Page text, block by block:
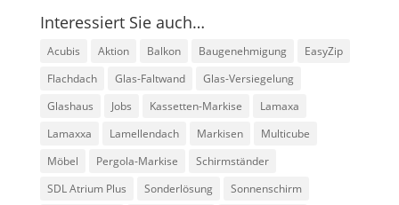
Interessiert Sie auch…
Acubis Aktion Balkon Baugenehmigung
EasyZip
Flachdach
Glas-Faltwand
Glas-Versiegelung
Glashaus
Jobs Kassetten-Markise
Lamaxa
Lamaxxa
Lamellendach Markisen
Multicube
Möbel
Pergola-Markise
Schirmständer
SDL Atrium Plus
Sonderlösung Sonnenschirm